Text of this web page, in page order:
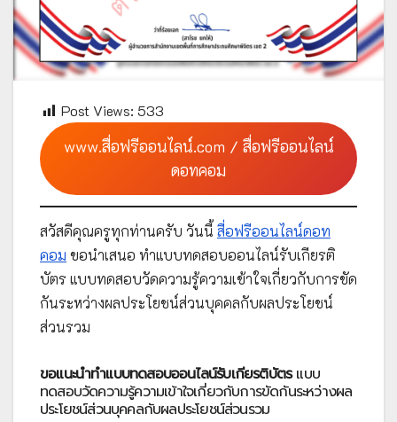
Post Views: 533
www.สื่อฟรีออนไลน์.com / สื่อฟรีออนไลน์
ดอทคอม
สวัสดีคุณครูทุกท่านครับ วันนี้ สื่อฟรีออนไลน์ดอท
คอม ขอนำเสนอ ทำแบบทดสอบออนไลน์รับเกียรติ
บัตร แบบทดสอบวัดความรู้ความเข้าใจเกี่ยวกับการขัด
กันระหว่างผลประโยชน์ส่วนบุคคลกับผลประโยชน์
ส่วนรวม
ขอแนะนำทำแบบทดสอบออนไลน์รับเกียรติบัตรแบบ
ทดสอบวัดความรู้ความเข้าใจเกี่ยวกับการขัดกันระหว่างผล
ประโยชน์ส่วนบุคคลกับผลประโยชน์ส่วนรวม